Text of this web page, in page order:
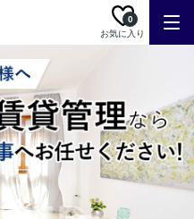
お気に入り
0